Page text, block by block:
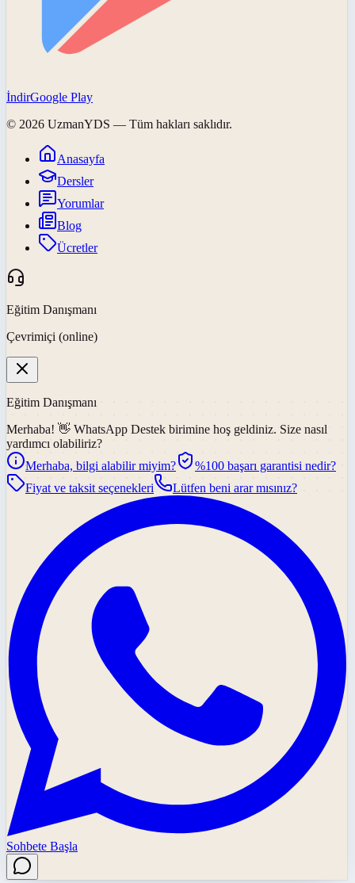
İndirGoogle Play
© 2026 UzmanYDS — Tüm hakları saklıdır.
Anasayfa
Dersler
Yorumlar
Blog
Ücretler
Eğitim Danışmanı
Çevrimiçi (online)
Eğitim Danışmanı
Merhaba! 👋 WhatsApp Destek birimine hoş geldiniz. Size nasıl
yardımcı olabiliriz?
Merhaba, bilgi alabilir miyim?
%100 başarı garantisi nedir?
Fiyat ve taksit seçenekleri
Lütfen beni arar mısınız?
Sohbete Başla